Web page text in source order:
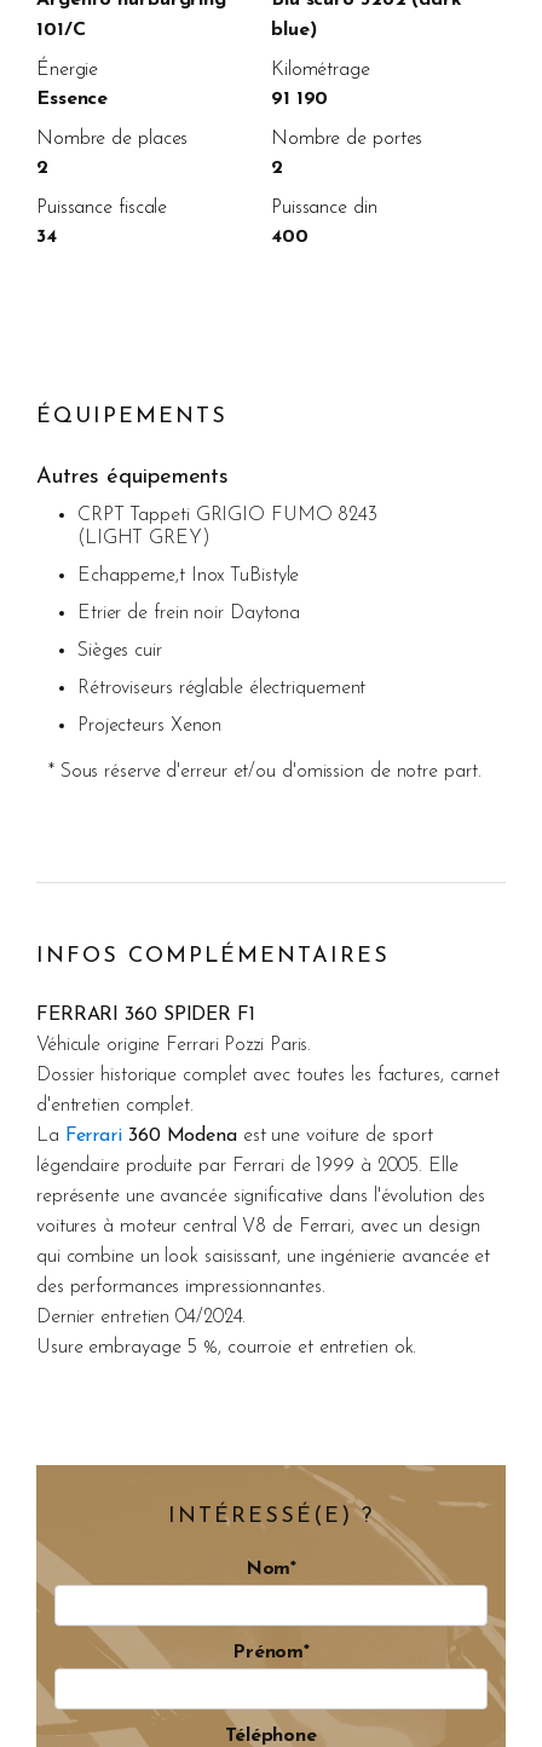
101/C
blue)
Énergie
Essence
Kilométrage
91 190
Nombre de places
2
Nombre de portes
2
Puissance fiscale
34
Puissance din
400
ÉQUIPEMENTS
Autres équipements
CRPT Tappeti GRIGIO FUMO 8243
(LIGHT GREY)
Echappeme,t Inox TuBistyle
Etrier de frein noir Daytona
Sièges cuir
Rétroviseurs réglable électriquement
Projecteurs Xenon
* Sous réserve d'erreur et/ou d'omission de notre part.
INFOS COMPLÉMENTAIRES
FERRARI 360 SPIDER F1
Véhicule origine Ferrari Pozzi Paris.
Dossier historique complet avec toutes les factures, carnet
d'entretien complet.
La Ferrari 360 Modenaest une voiture de sport
légendaire produite par Ferrari de 1999 à 2005. Elle
représente une avancée significative dans l'évolution des
voitures à moteur central V8 de Ferrari, avec un design
qui combine un look saisissant, une ingénierie avancée et
des performances impressionnantes.
Dernier entretien 04/2024.
Usure embrayage 5 %, courroie et entretien ok.
INTÉRESSÉ(E) ?
Nom*
Prénom*
Téléphone